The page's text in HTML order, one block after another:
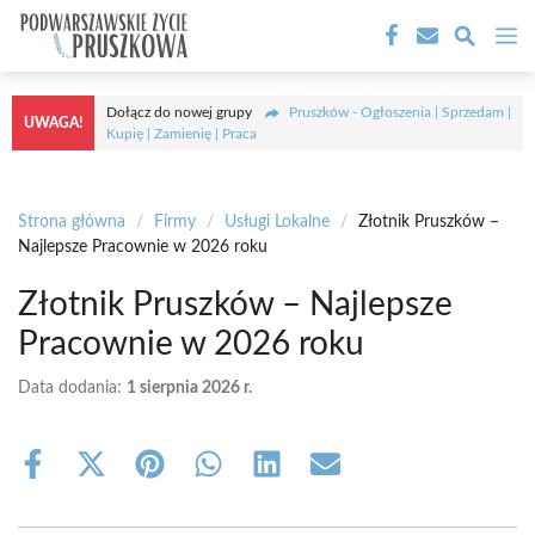
Przejdź
treści
UWAGA!
Dołącz do nowej grupy
Pruszków - Ogłoszenia | Sprzedam |
Kupię | Zamienię | Praca
Strona główna / Firmy / Usługi Lokalne /
Złotnik Pruszków –
Najlepsze Pracownie w 2026 roku
Złotnik Pruszków – Najlepsze
Pracownie w 2026 roku
Data dodania: 1 sierpnia 2026 r.
Share
Share
(Twitter)
Share Share Share Share